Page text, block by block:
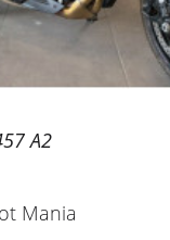
A2
Mania